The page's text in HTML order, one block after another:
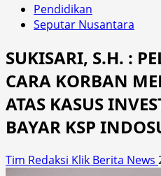
Pendidikan
Seputar Nusantara
SUKISARI, S.H. :
CARA KORBAN
ATAS KASUS
BAYAR KSP
Tim Redaksi Klik Berita News